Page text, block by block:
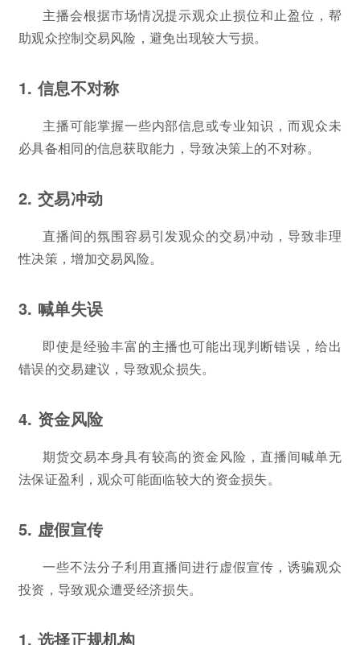
主播会根据市场情况提示观众止损位和止盈位，帮
助观众控制交易风险，避免出现较大亏损。
1. 信息不对称
主播可能掌握一些内部信息或专业知识，而观众未
必具备相同的信息获取能力，导致决策上的不对称。
2. 交易冲动
直播间的氛围容易引发观众的交易冲动，导致非理
性决策，增加交易风险。
3. 喊单失误
即使是经验丰富的主播也可能出现判断错误，给出
错误的交易建议，导致观众损失。
4. 资金风险
期货交易本身具有较高的资金风险，直播间喊单无
法保证盈利，观众可能面临较大的资金损失。
5. 虚假宣传
一些不法分子利用直播间进行虚假宣传，诱骗观众
投资，导致观众遭受经济损失。
1. 选择正规机构